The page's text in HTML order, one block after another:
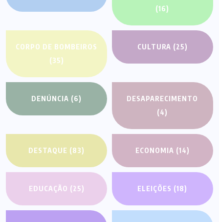
(16)
CORPO DE BOMBEIROS
(35)
CULTURA (25)
DENÚNCIA (6)
DESAPARECIMENTO
(4)
DESTAQUE (83) ECONOMIA (14)
EDUCAÇÃO (25) ELEIÇÕES (18)